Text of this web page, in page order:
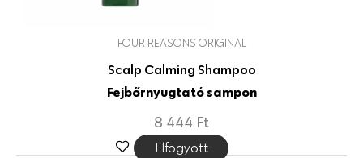
FOUR REASONS ORIGINAL
Scalp Calming Shampoo
Fejbőrnyugtató sampon
8 444 Ft
Elfogyott